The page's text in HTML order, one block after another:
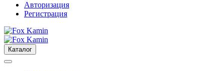
Авторизация
Регистрация
Каталог